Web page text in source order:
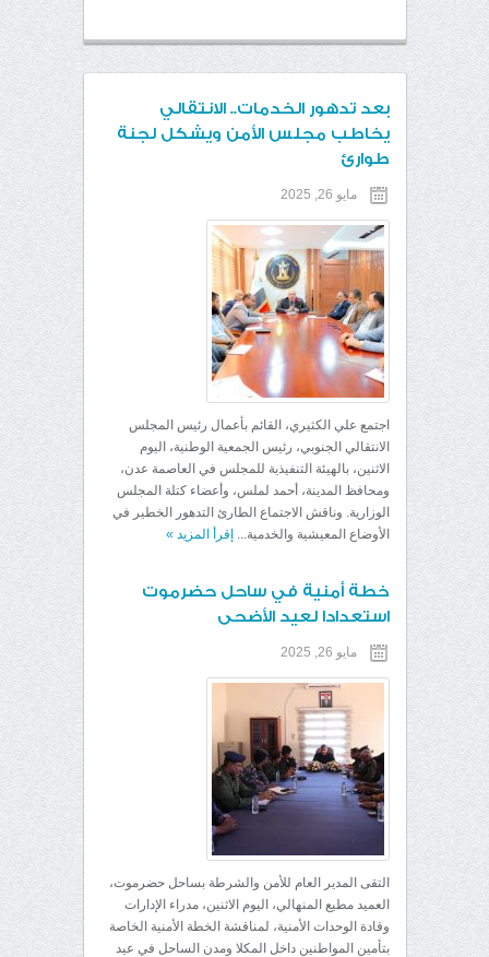
بعد تدهور الخدمات.. الانتقالي
يخاطب مجلس الأمن ويشكل لجنة
طوارئ
مايو 26, 2025
اجتمع علي الكثيري، القائم بأعمال رئيس المجلس
الانتقالي الجنوبي، رئيس الجمعية الوطنية، اليوم
الاثنين، بالهيئة التنفيذية للمجلس في العاصمة عدن،
ومحافظ المدينة، أحمد لملس، وأعضاء كتلة المجلس
الوزارية. وناقش الاجتماع الطارئ التدهور الخطير في
الأوضاع المعيشية والخدمية... إقرأ المزيد »
خطة أمنية في ساحل حضرموت
استعدادا لعيد الأضحى
مايو 26, 2025
التقى المدير العام للأمن والشرطة بساحل حضرموت،
العميد مطيع المنهالي، اليوم الاثنين، مدراء الإدارات
وقادة الوحدات الأمنية، لمناقشة الخطة الأمنية الخاصة
بتأمين المواطنين داخل المكلا ومدن الساحل في عيد